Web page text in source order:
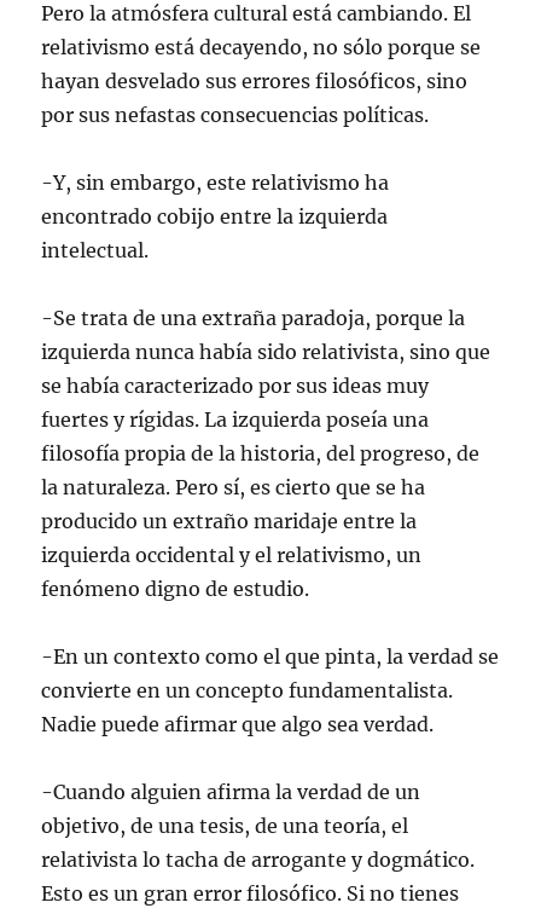
Pero la atmósfera cultural está cambiando. El
relativismo está decayendo, no sólo porque se
hayan desvelado sus errores filosóficos, sino
por sus nefastas consecuencias políticas.
-Y, sin embargo, este relativismo ha
encontrado cobijo entre la izquierda
intelectual.
-Se trata de una extraña paradoja, porque la
izquierda nunca había sido relativista, sino que
se había caracterizado por sus ideas muy
fuertes y rígidas. La izquierda poseía una
filosofía propia de la historia, del progreso, de
la naturaleza. Pero sí, es cierto que se ha
producido un extraño maridaje entre la
izquierda occidental y el relativismo, un
fenómeno digno de estudio.
-En un contexto como el que pinta, la verdad se
convierte en un concepto fundamentalista.
Nadie puede afirmar que algo sea verdad.
-Cuando alguien afirma la verdad de un
objetivo, de una tesis, de una teoría, el
relativista lo tacha de arrogante y dogmático.
Esto es un gran error filosófico. Si no tienes